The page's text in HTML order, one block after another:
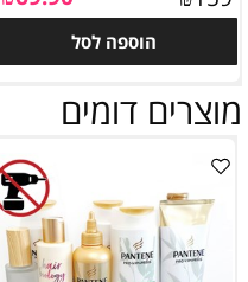
הוספה לסל
מוצרים דומים